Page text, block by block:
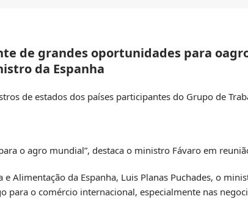
de grandes oportunidades para
da Espanha
de estados dos países participantes do Grupo de
o agro mundial”, destaca o ministro Fávaro em
Alimentação da Espanha, Luis Planas Puchades, o
para o comércio internacional, especialmente nas